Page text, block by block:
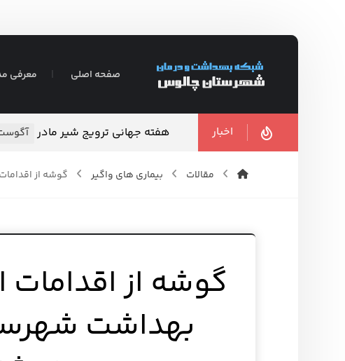
صفحه اصلی معرفی
اخبار هفته جهانی ترویج شیر مادر آگوست ۵,
مقالات بیماری های واگیر گوشه از
گوشه از
بهداشت